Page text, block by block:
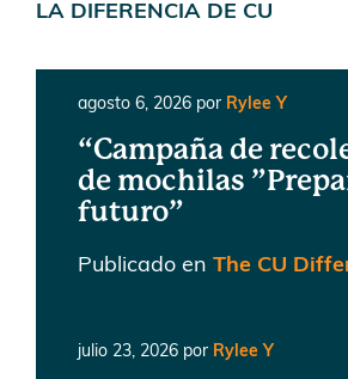
LA DIFERENCIA DE CU
agosto 6, 2026 por Rylee Y
“Campaña de
de mochilas
futuro”
Publicado en The CU
julio 23, 2026 por Rylee Y